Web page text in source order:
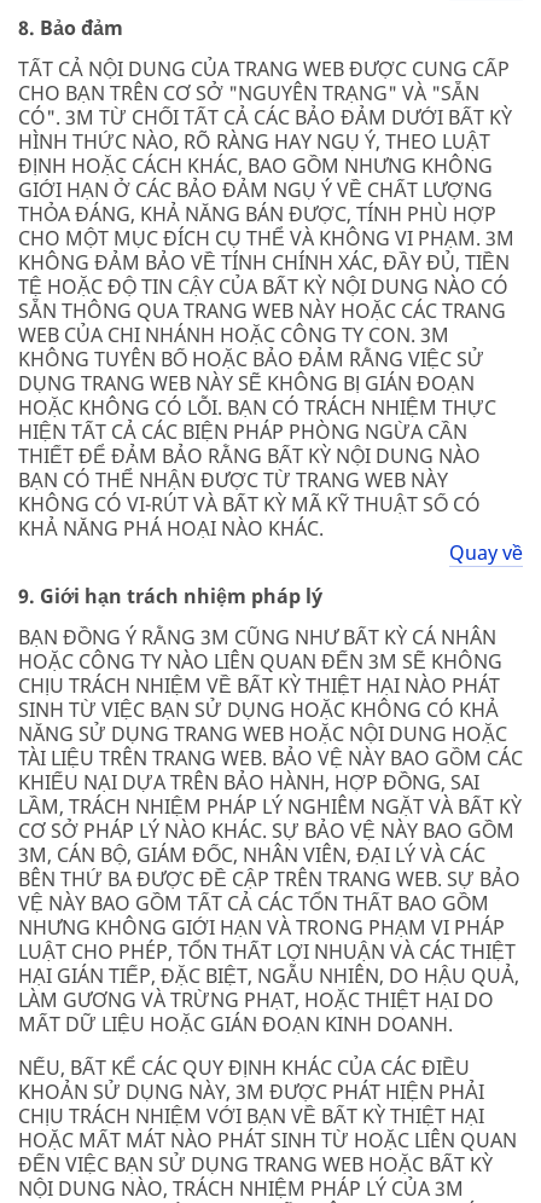
8. Bảo đảm
TẤT CẢ NỘI DUNG CỦA TRANG WEB ĐƯỢC CUNG CẤP
CHO BẠN TRÊN CƠ SỞ "NGUYÊN TRẠNG" VÀ "SẴN
CÓ". 3M TỪ CHỐI TẤT CẢ CÁC BẢO ĐẢM DƯỚI BẤT KỲ
HÌNH THỨC NÀO, RÕ RÀNG HAY NGỤ Ý, THEO LUẬT
ĐỊNH HOẶC CÁCH KHÁC, BAO GỒM NHƯNG KHÔNG
GIỚI HẠN Ở CÁC BẢO ĐẢM NGỤ Ý VỀ CHẤT LƯỢNG
THỎA ĐÁNG, KHẢ NĂNG BÁN ĐƯỢC, TÍNH PHÙ HỢP
CHO MỘT MỤC ĐÍCH CỤ THỂ VÀ KHÔNG VI PHẠM. 3M
KHÔNG ĐẢM BẢO VỀ TÍNH CHÍNH XÁC, ĐẦY ĐỦ, TIỀN
TỆ HOẶC ĐỘ TIN CẬY CỦA BẤT KỲ NỘI DUNG NÀO CÓ
SẴN THÔNG QUA TRANG WEB NÀY HOẶC CÁC TRANG
WEB CỦA CHI NHÁNH HOẶC CÔNG TY CON. 3M
KHÔNG TUYÊN BỐ HOẶC BẢO ĐẢM RẰNG VIỆC SỬ
DỤNG TRANG WEB NÀY SẼ KHÔNG BỊ GIÁN ĐOẠN
HOẶC KHÔNG CÓ LỖI. BẠN CÓ TRÁCH NHIỆM THỰC
HIỆN TẤT CẢ CÁC BIỆN PHÁP PHÒNG NGỪA CẦN
THIẾT ĐỂ ĐẢM BẢO RẰNG BẤT KỲ NỘI DUNG NÀO
BẠN CÓ THỂ NHẬN ĐƯỢC TỪ TRANG WEB NÀY
KHÔNG CÓ VI-RÚT VÀ BẤT KỲ MÃ KỸ THUẬT SỐ CÓ
KHẢ NĂNG PHÁ HOẠI NÀO KHÁC.
Quay về
9. Giới hạn trách nhiệm pháp lý
BẠN ĐỒNG Ý RẰNG 3M CŨNG NHƯ BẤT KỲ CÁ NHÂN
HOẶC CÔNG TY NÀO LIÊN QUAN ĐẾN 3M SẼ KHÔNG
CHỊU TRÁCH NHIỆM VỀ BẤT KỲ THIỆT HẠI NÀO PHÁT
SINH TỪ VIỆC BẠN SỬ DỤNG HOẶC KHÔNG CÓ KHẢ
NĂNG SỬ DỤNG TRANG WEB HOẶC NỘI DUNG HOẶC
TÀI LIỆU TRÊN TRANG WEB. BẢO VỆ NÀY BAO GỒM CÁC
KHIẾU NẠI DỰA TRÊN BẢO HÀNH, HỢP ĐỒNG, SAI
LẦM, TRÁCH NHIỆM PHÁP LÝ NGHIÊM NGẶT VÀ BẤT KỲ
CƠ SỞ PHÁP LÝ NÀO KHÁC. SỰ BẢO VỆ NÀY BAO GỒM
3M, CÁN BỘ, GIÁM ĐỐC, NHÂN VIÊN, ĐẠI LÝ VÀ CÁC
BÊN THỨ BA ĐƯỢC ĐỀ CẬP TRÊN TRANG WEB. SỰ BẢO
VỆ NÀY BAO GỒM TẤT CẢ CÁC TỔN THẤT BAO GỒM
NHƯNG KHÔNG GIỚI HẠN VÀ TRONG PHẠM VI PHÁP
LUẬT CHO PHÉP, TỔN THẤT LỢI NHUẬN VÀ CÁC THIỆT
HẠI GIÁN TIẾP, ĐẶC BIỆT, NGẪU NHIÊN, DO HẬU QUẢ,
LÀM GƯƠNG VÀ TRỪNG PHẠT, HOẶC THIỆT HẠI DO
MẤT DỮ LIỆU HOẶC GIÁN ĐOẠN KINH DOANH.
NẾU, BẤT KỂ CÁC QUY ĐỊNH KHÁC CỦA CÁC ĐIỀU
KHOẢN SỬ DỤNG NÀY, 3M ĐƯỢC PHÁT HIỆN PHẢI
CHỊU TRÁCH NHIỆM VỚI BẠN VỀ BẤT KỲ THIỆT HẠI
HOẶC MẤT MÁT NÀO PHÁT SINH TỪ HOẶC LIÊN QUAN
ĐẾN VIỆC BẠN SỬ DỤNG TRANG WEB HOẶC BẤT KỲ
NỘI DUNG NÀO, TRÁCH NHIỆM PHÁP LÝ CỦA 3M